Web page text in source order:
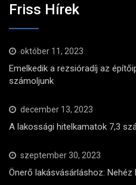
Friss Hírek
október 11, 2023
Emelkedik a rezsióradíj az
számoljunk
december 13, 2023
A lakossági hitelkamatok 7,3
szeptember 30, 2023
Önerő lakásvásárláshoz: